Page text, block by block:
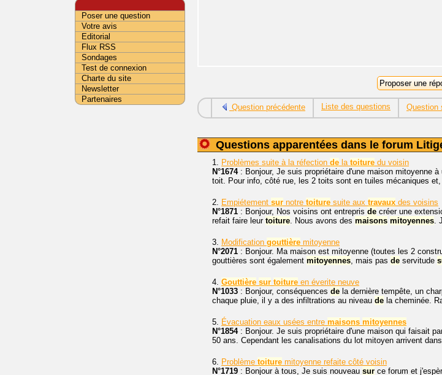
Question précédente Liste des questions Question
Questions apparentées dans le forum
1. Problèmes suite à la réfection de la toiture du voisin
N°1674: Bonjour, Je suis propriétaire d'une maison mitoyenne
toit. Pour info, côté rue, les 2 toits sont en tuiles mécaniques
2. Empiétement sur notre toiture suite aux travaux des voisins
N°1871 : Bonjour, Nos voisins ont entrepris de créer une
refait faire leur toiture. Nous avons des maisons mitoyennes.
3. Modification gouttière mitoyenne
N°2071 : Bonjour. Ma maison est mitoyenne (toutes les 2
gouttières sont également mitoyennes, mais pas de servitude
4. Gouttière sur toiture en éverite neuve
N°1033 : Bonjour, conséquences de la dernière tempête, un
chaque pluie, il y a des infiltrations au niveau de la cheminée.
5. Évacuation eaux usées entre maisons mitoyennes
N°1854: Bonjour. Je suis propriétaire d'une maison qui faisait
50 ans. Cependant les canalisations du lot mitoyen arrivent
6. Problème toiture mitoyenne refaite côté voisin
N°1719 : Bonjour à tous, Je suis nouveau sur ce forum et
Poser une question
Votre avis
Editorial
Flux RSS
Sondages
Test de connexion
Charte du site
Newsletter
Partenaires